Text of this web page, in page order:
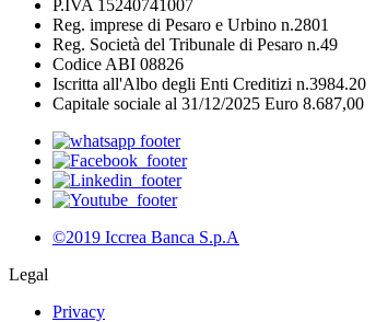
P.IVA 15240741007
Reg. imprese di Pesaro e Urbino n.2801
Reg. Società del Tribunale di Pesaro n.49
Codice ABI 08826
Iscritta all'Albo degli Enti Creditizi n.3984.20
Capitale sociale al 31/12/2025 Euro 8.687,00
©2019 Iccrea Banca S.p.A
Legal
Privacy